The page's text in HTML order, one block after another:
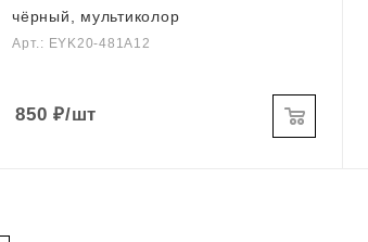
чёрный, мультиколор
Арт.: EYK20-481A12
850 ₽/шт